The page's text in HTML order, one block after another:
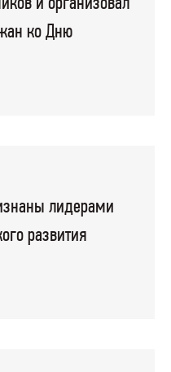
ко Дню
лидерами
развития